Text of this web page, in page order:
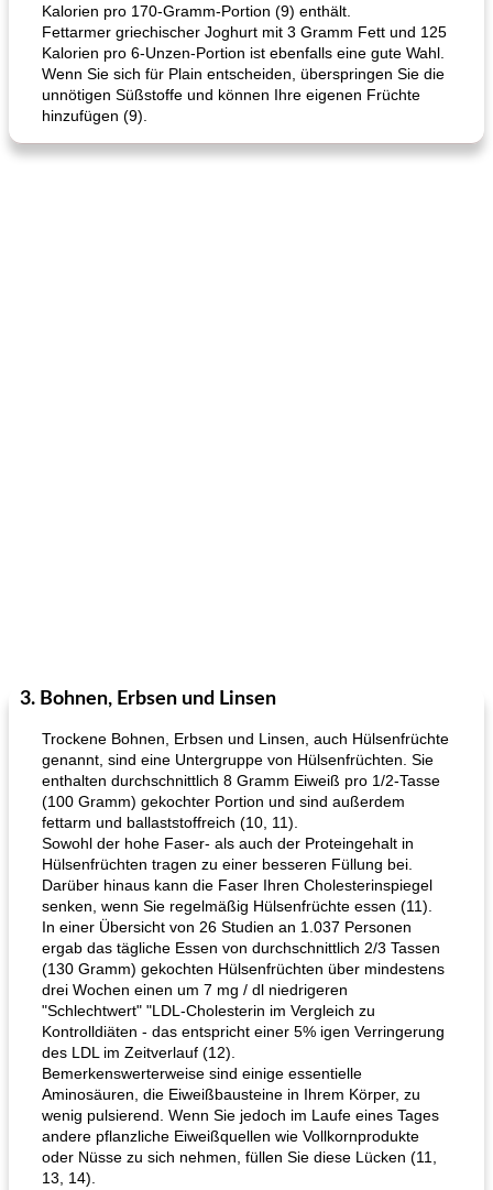
Kalorien pro 170-Gramm-Portion (9) enthält.
Fettarmer griechischer Joghurt mit 3 Gramm Fett und 125
Kalorien pro 6-Unzen-Portion ist ebenfalls eine gute Wahl.
Wenn Sie sich für Plain entscheiden, überspringen Sie die
unnötigen Süßstoffe und können Ihre eigenen Früchte
hinzufügen (9).
3. Bohnen, Erbsen und Linsen
Trockene Bohnen, Erbsen und Linsen, auch Hülsenfrüchte
genannt, sind eine Untergruppe von Hülsenfrüchten. Sie
enthalten durchschnittlich 8 Gramm Eiweiß pro 1/2-Tasse
(100 Gramm) gekochter Portion und sind außerdem
fettarm und ballaststoffreich (10, 11).
Sowohl der hohe Faser- als auch der Proteingehalt in
Hülsenfrüchten tragen zu einer besseren Füllung bei.
Darüber hinaus kann die Faser Ihren Cholesterinspiegel
senken, wenn Sie regelmäßig Hülsenfrüchte essen (11).
In einer Übersicht von 26 Studien an 1.037 Personen
ergab das tägliche Essen von durchschnittlich 2/3 Tassen
(130 Gramm) gekochten Hülsenfrüchten über mindestens
drei Wochen einen um 7 mg / dl niedrigeren
"Schlechtwert" "LDL-Cholesterin im Vergleich zu
Kontrolldiäten - das entspricht einer 5% igen Verringerung
des LDL im Zeitverlauf (12).
Bemerkenswerterweise sind einige essentielle
Aminosäuren, die Eiweißbausteine ​​in Ihrem Körper, zu
wenig pulsierend. Wenn Sie jedoch im Laufe eines Tages
andere pflanzliche Eiweißquellen wie Vollkornprodukte
oder Nüsse zu sich nehmen, füllen Sie diese Lücken (11,
13, 14).